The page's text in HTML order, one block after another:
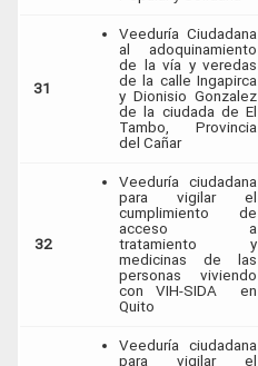
31
Veeduría Ciudadana
al adoquinamiento
de la vía y veredas
de la calle Ingapirca
y Dionisio Gonzalez
de la ciudada de El
Tambo, Provincia
del Cañar
32
Veeduría ciudadana
para vigilar el
cumplimiento de
acceso a
tratamiento y
medicinas de las
personas viviendo
con VIH-SIDA en
Quito
Veeduría ciudadana
para vigilar el